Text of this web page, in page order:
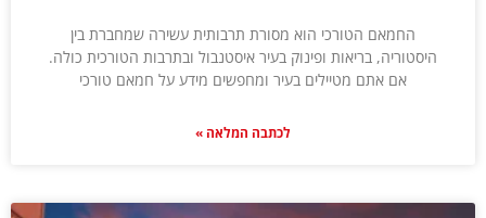
החמאם הטורכי הוא מסורת תרבותית עשירה שמחברת בין
היסטוריה, בריאות ופינוק בעיר איסטנבול ובתרבות הטורכית כולה.
אם אתם מטיילים בעיר ומחפשים מידע על חמאם טורכי
לכתבה המלאה »